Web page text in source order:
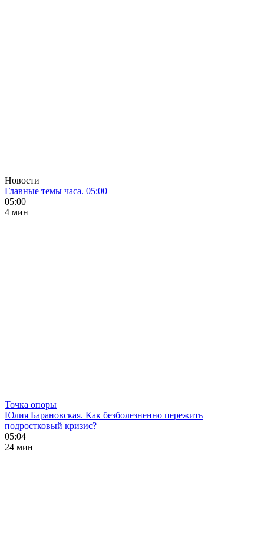
Новости
Главные темы часа. 05:00
05:00
4 мин
Точка опоры
Юлия Барановская. Как безболезненно пережить
подростковый кризис?
05:04
24 мин